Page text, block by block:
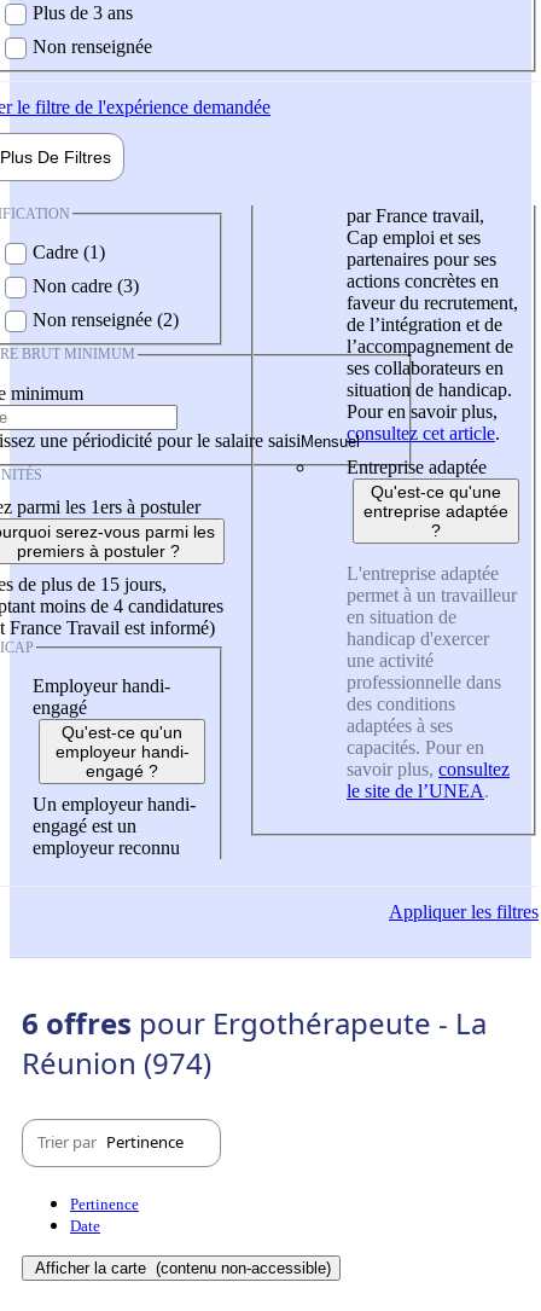
Plus de 3 ans
Non renseignée
le filtre de l'expérience demandée
Plus De Filtres
Cadre (1)
Non cadre (3)
Non renseignée (2)
BRUT MINIMUM
minimum
une périodicité pour le salaire saisi
parmi les 1ers à postuler
serez-vous parmi les
premiers à postuler ?
de plus de 15 jours,
moins de 4 candidatures
France Travail est informé)
Employeur handi-
engagé
Qu'est-ce qu'un
employeur handi-
engagé ?
Un employeur handi-
engagé est un
employeur reconnu
par France travail,
Cap emploi et ses
partenaires pour ses
actions concrètes en
faveur du recrutement,
de l’intégration et de
l’accompagnement de
ses collaborateurs en
situation de handicap.
Pour en savoir plus,
consultez cet article.
Entreprise adaptée
Qu'est-ce qu'une
entreprise adaptée
?
L'entreprise adaptée
permet à un travailleur
en situation de
handicap d'exercer
une activité
professionnelle dans
des conditions
adaptées à ses
capacités. Pour en
savoir plus, consultez
le site de l’UNEA.
Appliquerles filtres
6 offres pour Ergothérapeute - La
Réunion (974)
Trier par Pertinence
Pertinence
Date
Afficher la carte (contenu non-accessible)